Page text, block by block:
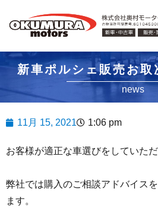
新車ポルシェ販売お取
news
11月 15, 2021 1:06 pm
お客様が適正な車選びをしていた
弊社では購入のご相談アドバイス
ます。